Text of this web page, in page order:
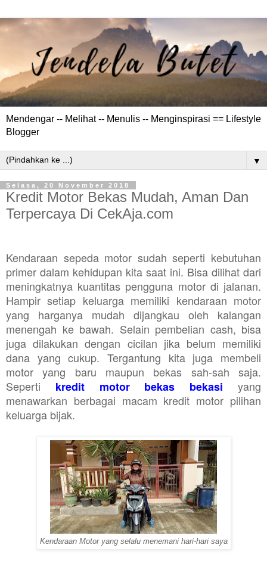
Mendengar -- Melihat -- Menulis -- Menginspirasi == Lifestyle
Blogger
▼
Selasa, 20 November 2018
Kredit Motor Bekas Mudah, Aman Dan
Terpercaya Di CekAja.com
Kendaraan sepeda motor sudah seperti kebutuhan
primer dalam kehidupan kita saat ini. Bisa dilihat dari
meningkatnya kuantitas pengguna motor di jalanan.
Hampir setiap keluarga memiliki kendaraan motor
yang harganya mudah dijangkau oleh kalangan
menengah ke bawah. Selain pembelian cash, bisa
juga dilakukan dengan cicilan jika belum memiliki
dana yang cukup. Tergantung kita juga membeli
motor yang baru maupun bekas sah-sah saja.
Seperti kredit motor bekas bekasi yang
menawarkan berbagai macam kredit motor pilihan
keluarga bijak.
Kendaraan Motor yang selalu menemani hari-hari saya